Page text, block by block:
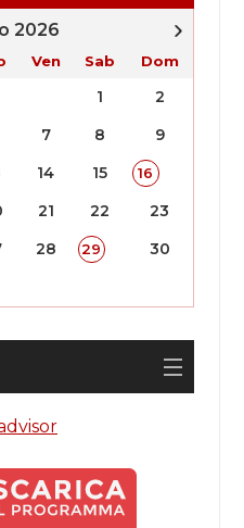
2026
Ven Sab Dom
1
2
7 8
9
14 15 16
21 22
23
28 29
30